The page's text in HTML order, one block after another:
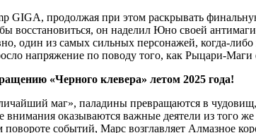
GIGA, продолжая при этом раскрывать
он наделил Юно своей
один из самых сильных персонажей, когда-
напряжение по поводу того, как Рыцари-
«Черного клевера» летом 2025 года!
маг», паладины превращаются в
оказываются важные деятели из того
событий, Марс возглавляет Алмазное